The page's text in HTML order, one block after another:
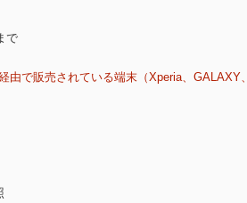
で
で販売されている端末（Xperia、GALAXY、